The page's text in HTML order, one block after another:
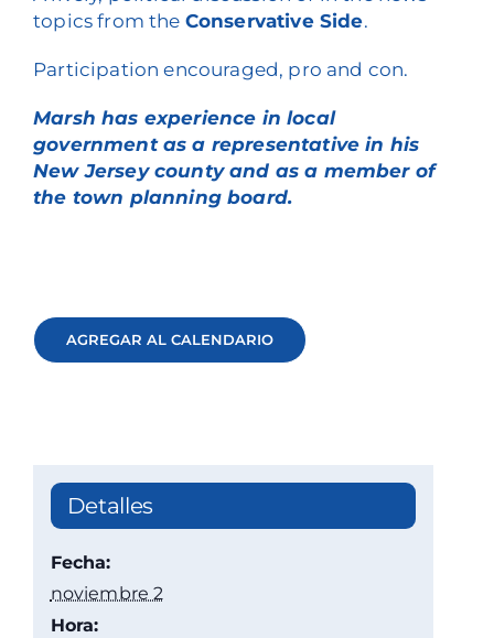
topics from the Conservative Side.
Participation encouraged, pro and con.
Marsh has experience in local
government as a representative in his
New Jersey county and as a member of
the town planning board.
AGREGAR AL CALENDARIO
Detalles
Fecha:
noviembre 2
Hora: